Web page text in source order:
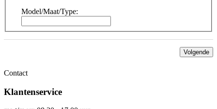
Model/Maat/Type:
Volgende
Contact
Klantenservice